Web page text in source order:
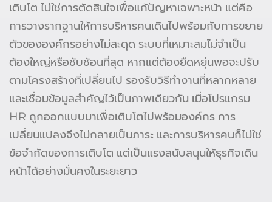
เติบโต ไม่ใช่การตัดสินใจเพื่อแก้ปัญหาเฉพาะหน้า แต่คือ
การวางรากฐานให้การบริหารคนเดินไปพร้อมกับการขยาย
ตัวขององค์กรอย่างไม่สะดุด ระบบที่เหมาะสมไม่จำเป็น
ต้องใหญ่หรือซับซ้อนที่สุด หากแต่ต้องยืดหยุ่นพอจะปรับ
ตามโครงสร้างที่เปลี่ยนไป รองรับวิธีทำงานที่หลากหลาย
และเชื่อมข้อมูลสำคัญไว้เป็นภาพเดียวกัน เมื่อโปรแกรม
HR ถูกออกแบบมาเพื่อเติบโตไปพร้อมองค์กร การ
เปลี่ยนแปลงจึงไม่กลายเป็นภาระ และการบริหารคนก็ไม่ใช่
ข้อจำกัดของการเติบโต แต่เป็นแรงสนับสนุนให้ธุรกิจเดิน
หน้าได้อย่างมั่นคงในระยะยาว